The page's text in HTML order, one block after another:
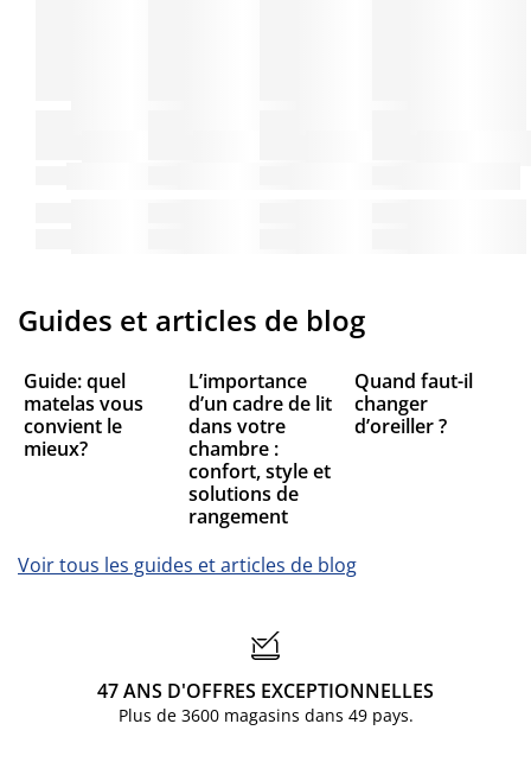
Guides et articles de blog
Guide: quel
matelas vous
convient le
mieux?
L’importance
d’un cadre de lit
dans votre
chambre :
confort, style et
solutions de
rangement
Quand faut-il
changer
d’oreiller ?
Voir tous les guides et articles de blog
47 ANS D'OFFRES EXCEPTIONNELLES
Plus de 3600 magasins dans 49 pays.